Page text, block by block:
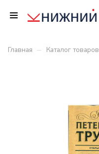
Главная – Каталог товаров